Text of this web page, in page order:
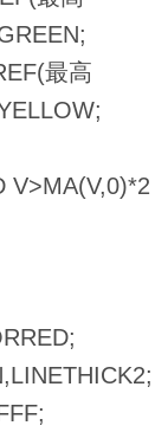
最高
V>MA(V,0)*2